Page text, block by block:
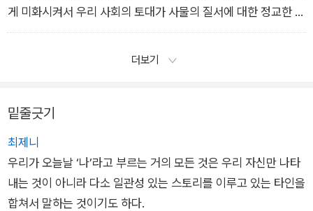
게 미화시켜서 우리 사회의 토대가 사물의 질서에 대한 정교한 허
구라는 사실을 우리가 더 이상 눈치채지 못하게 한다. 이제 우리
는 세상이라는 극장의 등장인물처럼 인간을 연출하는 이러한 강
불어 사는 우리 삶에 관해 이야기할 때 수천 년 전과 매우 비슷한
허구를 이야기한다는 사실을 확인하게 된다. 이러한 허구가 불의
의 진짜 원인을 아주 훌륭하게 감추기 때문이며 무언가를 변화시
켜야 한다는 우리의 부담감을 덜어주기 때문이다. 그리고 무엇보
다 우리가 허구를 믿고 싶기 때문이다.
더보기
밑줄긋기
최제니
우리가 오늘날 ‘나’라고 부르는 거의 모든 것은 우리 자신만 나타
내는 것이 아니라 다소 일관성 있는 스토리를 이루고 있는 타인을
합쳐서 말하는 것이기도 하다.